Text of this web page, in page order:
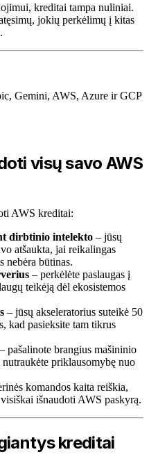
kreditai tampa nuliniai.
jokių perkėlimų į kitas
Gemini, AWS, Azure ir GCP
visų savo AWS
AWS kreditai:
dirbtinio intelekto – jūsų
atšaukta, jai reikalingas
nebėra būtinas.
– perkėlėte paslaugas į
teikėją dėl ekosistemos
– jūsų akseleratorius suteikė 50
kad pasieksite tam tikrus
– pašalinote brangius mašininio
priklausomybę nuo
komandos kaita reiškia,
išnaudoti AWS paskyrą.
kreditai